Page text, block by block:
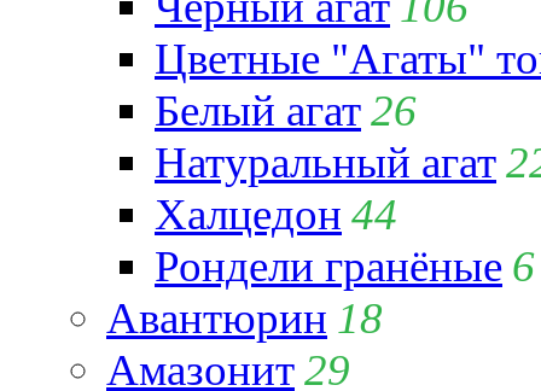
Цветные "Агаты"
Белый агат26
Натуральный агат
Халцедон 44
Рондели гранёные 6
Авантюрин 18
Амазонит29